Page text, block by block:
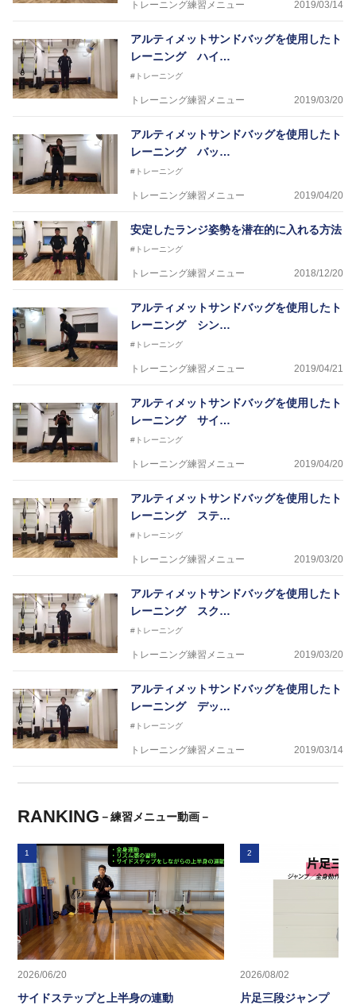
トレーニング練習メニュー 2019/03/14
アルティメットサンドバッグを使用したト
レーニング ハイ…
#トレーニング
トレーニング練習メニュー 2019/03/20
アルティメットサンドバッグを使用したト
レーニング バッ…
#トレーニング
トレーニング練習メニュー 2019/04/20
安定したランジ姿勢を潜在的に入れる方法
#トレーニング
トレーニング練習メニュー 2018/12/20
アルティメットサンドバッグを使用したト
レーニング シン…
#トレーニング
トレーニング練習メニュー 2019/04/21
アルティメットサンドバッグを使用したト
レーニング サイ…
#トレーニング
トレーニング練習メニュー 2019/04/20
アルティメットサンドバッグを使用したト
レーニング ステ…
#トレーニング
トレーニング練習メニュー 2019/03/20
アルティメットサンドバッグを使用したト
レーニング スク…
#トレーニング
トレーニング練習メニュー 2019/03/20
アルティメットサンドバッグを使用したト
レーニング デッ…
#トレーニング
トレーニング練習メニュー 2019/03/14
RANKING －練習メニュー動画－
1
2026/06/20
サイドステップと上半身の連動
2
2026/08/02
片足三段ジャンプ